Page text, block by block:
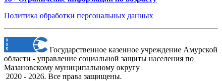
Политика обработки персональных данных
Государственное казенное учреждение Амурской
области - управление социальной защиты населения по
Мазановскому муниципальному округу
2020 - 2026. Все права защищены.